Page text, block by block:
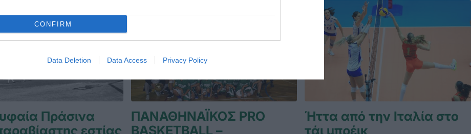
CONFIRM
Data Deletion Data Access Privacy Policy
Πράσινα
εστίας
ΠΑΝΑΘΗΝΑΪΚΟΣ PRO
BASKETBALL –
Ήττα από την Ιταλία στο
τάι μπρέικ